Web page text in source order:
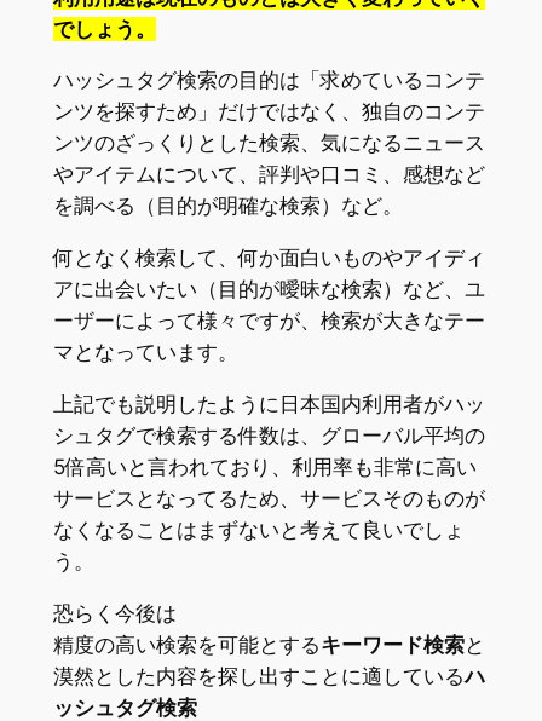
でしょう。
ハッシュタグ検索の目的は「求めているコンテ
ンツを探すため」だけではなく、独自のコンテ
ンツのざっくりとした検索、気になるニュース
やアイテムについて、評判や口コミ、感想など
を調べる（目的が明確な検索）など。
何となく検索して、何か面白いものやアイディ
アに出会いたい（目的が曖昧な検索）など、ユ
ーザーによって様々ですが、検索が大きなテー
マとなっています。
上記でも説明したように日本国内利用者がハッ
シュタグで検索する件数は、グローバル平均の
5倍高いと言われており、利用率も非常に高い
サービスとなってるため、サービスそのものが
なくなることはまずないと考えて良いでしょ
う。
恐らく今後は
精度の高い検索を可能とするキーワード検索と
漠然とした内容を探し出すことに適しているハ
ッシュタグ検索